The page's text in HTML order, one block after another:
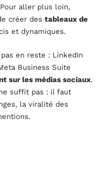
aller plus loin,
créer des tableaux de
et dynamiques.
en reste : LinkedIn
Business Suite
sur les médias sociaux.
suffit pas : il faut
la viralité des